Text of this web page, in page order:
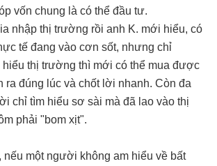
vốn chung là có thể đầu tư.
nhập thị trường rồi anh K. mới hiểu, có
tế đang vào cơn sốt, nhưng chỉ
thị trường thì mới có thể mua được
ra đúng lúc và chốt lời nhanh. Còn đa
chỉ tìm hiểu sơ sài mà đã lao vào thị
phải "bom xịt".
nếu một người không am hiểu về bất